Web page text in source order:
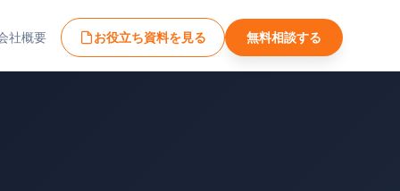
社概要 お役立ち資料を見る 無料相談する